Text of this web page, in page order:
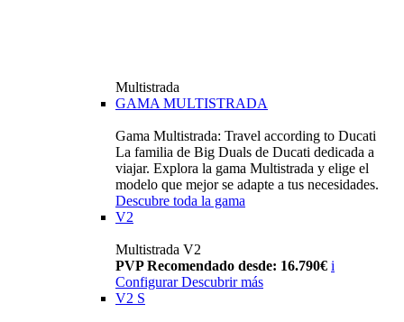
Multistrada
GAMA MULTISTRADA
Gama Multistrada: Travel according to Ducati
La familia de Big Duals de Ducati dedicada a
viajar. Explora la gama Multistrada y elige el
modelo que mejor se adapte a tus necesidades.
Descubre toda la gama
V2
Multistrada V2
PVP Recomendado desde: 16.790€ i
Configurar Descubrir más
V2 S